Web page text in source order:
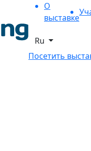
О
выставке
Ru
Посетить